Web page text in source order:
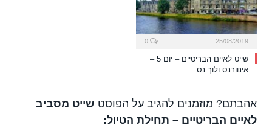
25/08/2019
שייט לאיים הבריטיים – יום 5 –
אינוורנס ולוך נס
אהבתם? מוזמנים להגיב על הפוסט שייט מסביב
לאיים הבריטיים – תחילת הטיול: